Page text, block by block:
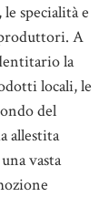
le specialità e
A
la
locali, le
del
allestita
vasta